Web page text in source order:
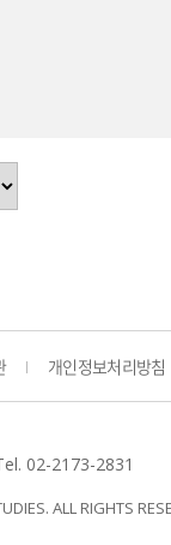
개인정보처리방침
02-2173-2831
ALL RIGHTS